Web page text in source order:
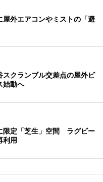
屋外エアコンやミストの「避
スクランブル交差点の屋外ビ
始動へ
限定「芝生」空間 ラグビー
利用